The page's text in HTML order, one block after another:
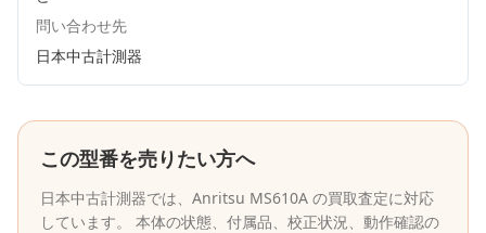
問い合わせ先
日本中古計測器
この型番を売りたい方へ
日本中古計測器では、 Anritsu MS610A の買取査定に対応
しています。 本体の状態、付属品、校正状況、動作確認の